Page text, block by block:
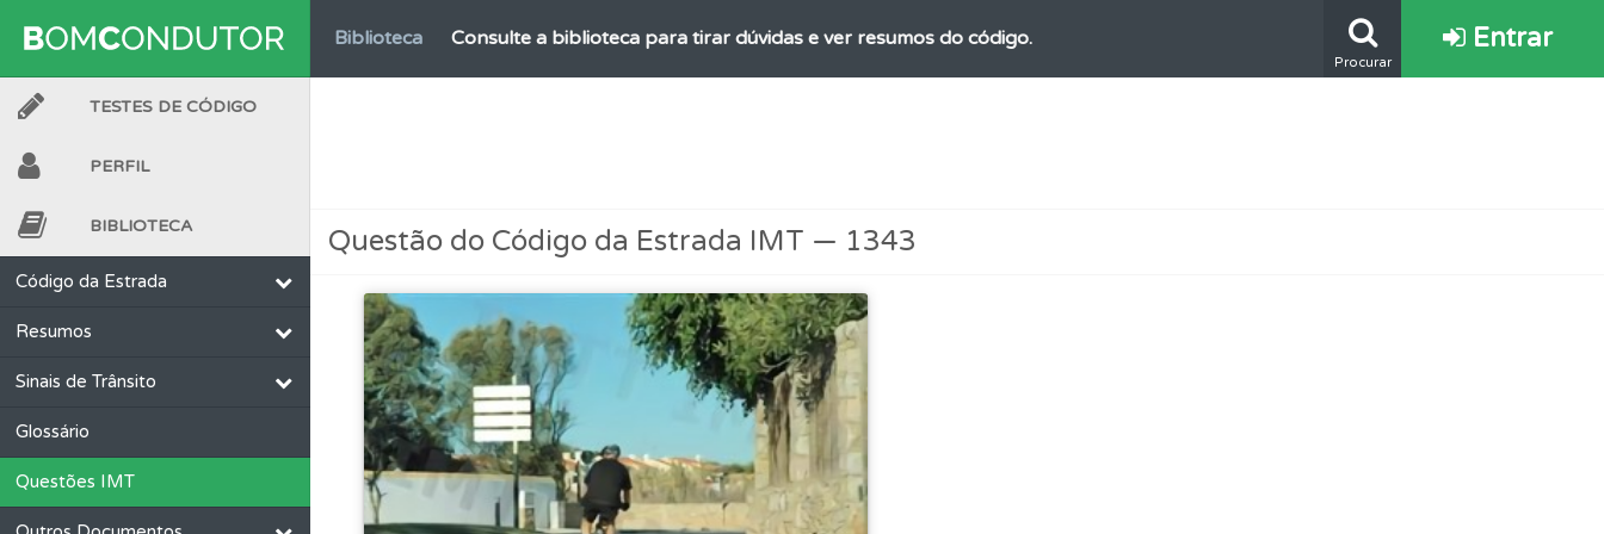
Biblioteca Consulte a biblioteca para tirar dúvidas e ver resumos do código.
Perfil Veja os temas onde tem mais dificuldades no seu perfil.
Testes O teste "Erradas" apresenta-lhe questões que errou e não voltou a responder.
Perfil O Índice Bom Condutor dá-lhe uma ideia da sua preparação para o exame.
Procurar
Entrar
TESTES DE CÓDIGO
PERFIL
BIBLIOTECA
Código da Estrada
Resumos
Sinais de Trânsito
Glossário
Questões IMT
Questão do Código da Estrada IMT — 1343